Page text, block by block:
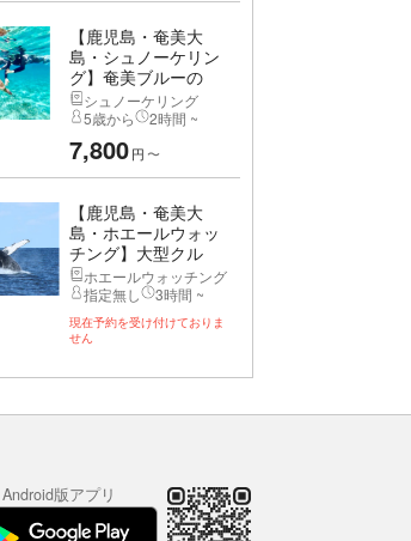
【鹿児島・奄美大
島・シュノーケリン
グ】奄美ブルーの
海...シュノーケリング
5歳から
2時間 ~
7,800円 〜
【鹿児島・奄美大
島・ホエールウォッ
チング】大型クル
ー...ホエールウォッチング
指定無し
3時間 ~
現在予約を受け付けておりま
せん
Android版アプリ